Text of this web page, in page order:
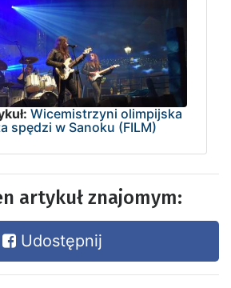
Wicemistrzyni olimpijska
spędzi w Sanoku (FILM)
artykuł znajomym:
Udostępnij